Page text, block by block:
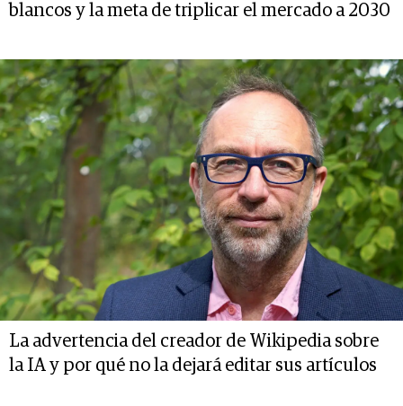
blancos y la meta de triplicar el mercado a 2030
La advertencia del creador de Wikipedia sobre
la IA y por qué no la dejará editar sus artículos